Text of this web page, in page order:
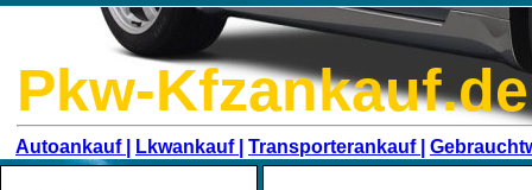
Pkw-Kfzankauf.de
Autoankauf | Lkwankauf | Transporterankauf |